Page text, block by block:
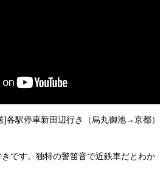
]各駅停車新田辺行き（烏丸御池→京都）
です。独特の警笛音で近鉄車だとわか